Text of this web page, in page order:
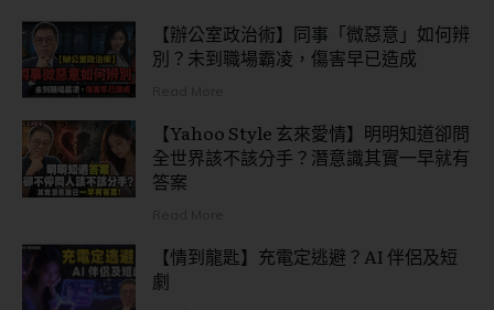
【辦公室政治術】同事「微惡意」如何辨
別？未到職場霸凌，傷害早已造成
【Yahoo Style 玄來愛情】明明知道卻問
全世界該不該分手？潛意識其實一早就有
答案
【情到龍匙】充電定逃避？AI 伴侶及短
劇